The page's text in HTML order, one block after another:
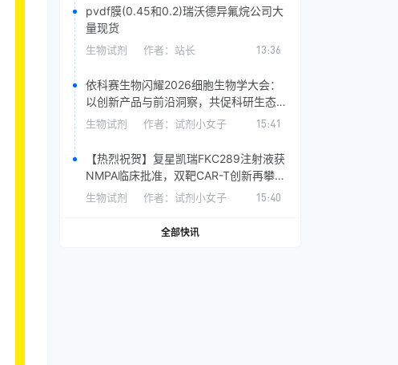
pvdf膜(0.45和0.2)​瑞沃德异氟烷公司大
量现货
生物试剂 作者： 站长 13:36
依科赛生物闪耀2026细胞生物学大会：
以创新产品与前沿洞察，共促科研生态发
展
生物试剂 作者： 试剂小女子 15:41
【热烈祝贺】复星凯瑞FKC289注射液获
NMPA临床批准，双靶CAR-T创新再攀高
峰！
生物试剂 作者： 试剂小女子 15:40
全部快讯